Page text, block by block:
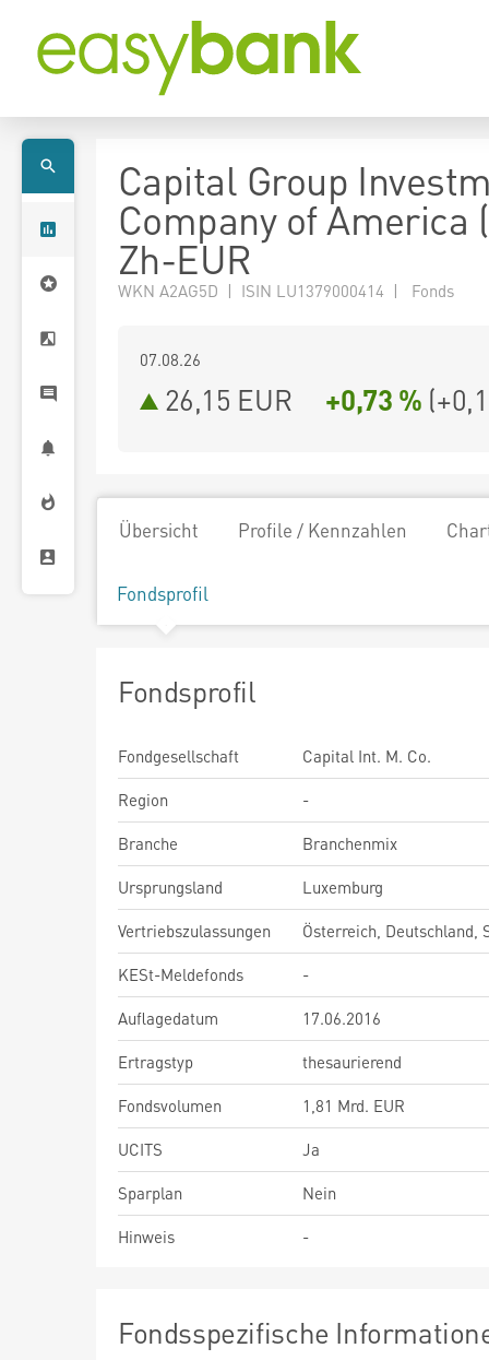
Capital Group
Company of America
Zh-EUR
WKN A2AG5D | ISIN LU1379000414 | Fonds
07.08.26
26,15 EUR +0,73 % (
Übersicht Profile / Kennzahlen
Fondsprofil
Fondsprofil
Fondgesellschaft
Capital Int. M. Co.
Region
-
Branche
Branchenmix
Ursprungsland
Luxemburg
Vertriebszulassungen
Österreich, Deutschland,
KESt-Meldefonds
-
Auflagedatum
17.06.2016
Ertragstyp
thesaurierend
Fondsvolumen
1,81 Mrd. EUR
UCITS
Ja
Sparplan
Nein
Hinweis
-
Fondsspezifische